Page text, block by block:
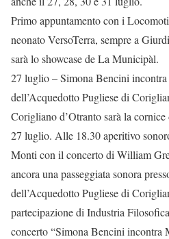
Primo appuntamento con i
neonato VersoTerra, sempre a
sarà lo showcase de La Municipàl.
27 luglio – Simona Bencini
dell’Acquedotto Pugliese di
Corigliano d’Otranto sarà la
27 luglio. Alle 18.30 aperitivo
Monti con il concerto di William
ancora una passeggiata sonora
dell’Acquedotto Pugliese di
partecipazione di Industria
concerto “Simona Bencini incontra